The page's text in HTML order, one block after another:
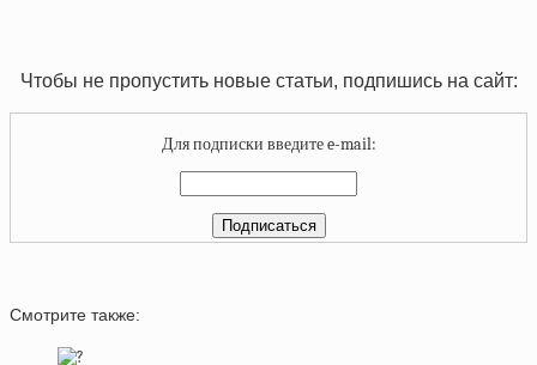
Чтобы не пропустить новые статьи, подпишись на сайт:
Для подписки введите e-mail:
Смотрите также: